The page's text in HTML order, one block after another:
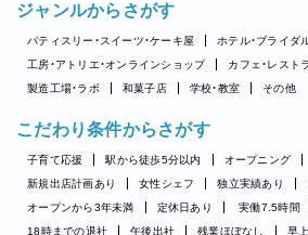
ジャンルからさがす
パティスリー・スイーツ・ケーキ屋
ホテル・ブライダ
工房・アトリエ・オンラインショップ
カフェ・レスト
製造工場・ラボ
和菓子店 学校・教室 その他
こだわり条件からさがす
子育て応援 駅から徒歩5分以内 オープニング
新規出店計画あり
女性シェフ 独立実績あり
オープンから3年未満
定休日あり 実働7.5時間
18時までの退社
午後出社 残業ほぼなし 早